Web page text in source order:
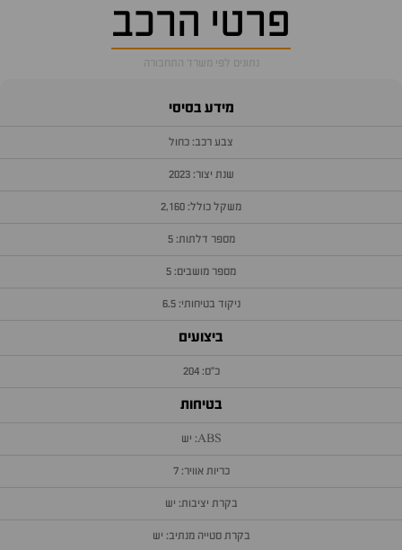
פרטי הרכב
נתונים לפי משרד התחבורה
מידע בסיסי
צבע רכב: כחול
שנת יצור: 2023
משקל כולל: 2,160
מספר דלתות: 5
מספר מושבים: 5
ניקוד בטיחותי: 6.5
ביצועים
כ״ס: 204
בטיחות
ABS: יש
כריות אוויר: 7
בקרת יציבות: יש
בקרת סטייה מנתיב: יש